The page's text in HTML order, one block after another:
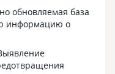
обновляемая база
информацию о